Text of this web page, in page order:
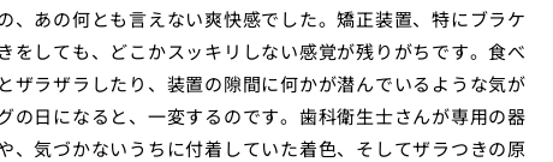
、あの何とも言えない爽快感でした。矯正装置、特にブラケ
をしても、どこかスッキリしない感覚が残りがちです。食べ
ザラザラしたり、装置の隙間に何かが潜んでいるような気が
日になると、一変するのです。歯科衛生士さんが専用の器
、気づかないうちに付着していた着色、そしてザラつきの原